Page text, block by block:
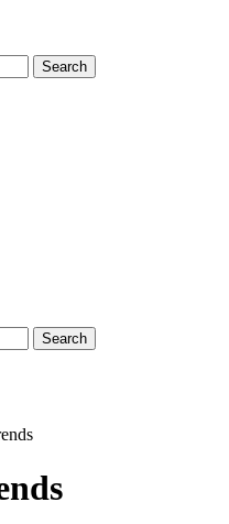
Search
Search